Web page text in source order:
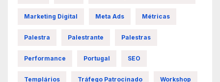
Marketing Digital Meta Ads Métricas
Palestra Palestrante Palestras
Performance Portugal SEO
Templários Tráfego Patrocinado Workshop